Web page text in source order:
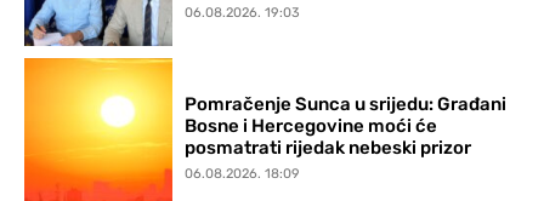
06.08.2026. 19:03
Pomračenje Sunca u srijedu: Građani
Bosne i Hercegovine moći će
posmatrati rijedak nebeski prizor
06.08.2026. 18:09